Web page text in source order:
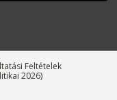
Feltételek
2026)